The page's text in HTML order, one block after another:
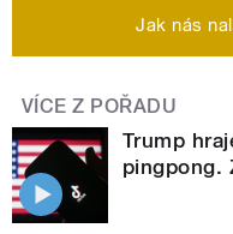
Jak nás
VÍCE Z POŘADU
Trump
pingpong.